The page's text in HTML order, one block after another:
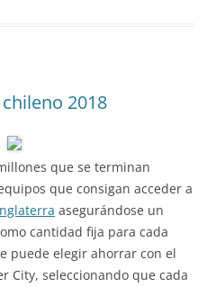
2018
que se terminan
que consigan acceder a
asegurándose un
cantidad fija para cada
puede elegir ahorrar con el
City, seleccionando que cada